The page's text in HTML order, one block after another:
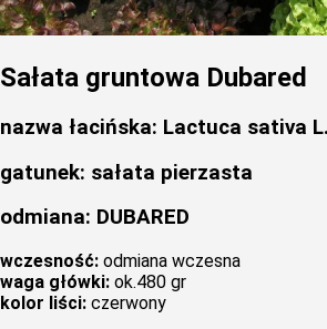
Sałata gruntowa Dubared
nazwa łacińska: Lactuca sativa
gatunek: sałata pierzasta
odmiana: DUBARED
wczesność: odmiana wczesna
waga główki: ok.480 gr
kolor liści: czerwony